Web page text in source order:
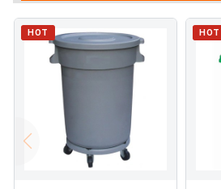
HOT HOT